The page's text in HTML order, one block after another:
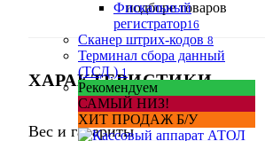
Фискальный
регистратор16
Сканер штрих-кодов 8
Терминал сбора данный
(ТСД ) 1
Рекомендуем
САМЫЙ НИЗ!
ХИТ ПРОДАЖ Б/У
подборе товаров
ХАРАКТЕРИСТИКИ
Вес и габариты